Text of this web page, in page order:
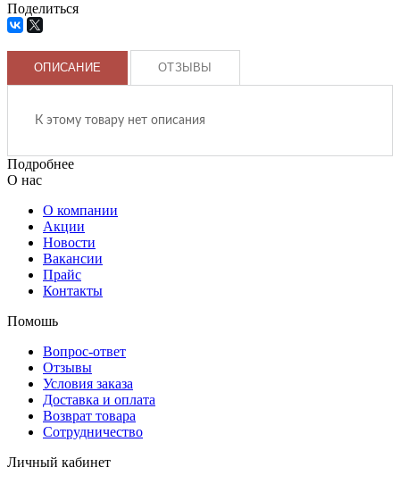
Поделиться
ОПИСАНИЕ ОТЗЫВЫ
К этому товару нет описания
Подробнее
О нас
О компании
Акции
Новости
Вакансии
Прайс
Контакты
Помошь
Вопрос-ответ
Отзывы
Условия заказа
Доставка и оплата
Возврат товара
Сотрудничество
Личный кабинет